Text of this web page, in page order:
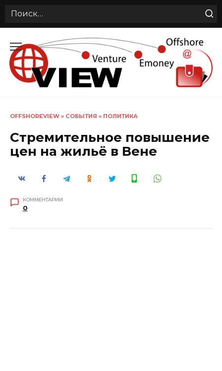
Search
содержанию
OFFSHOREVIEW » СОБЫТИЯ » ПОЛИТИКА
Стремительное повышение
цен на жильё в Вене
КОММЕНТАРИИ
0